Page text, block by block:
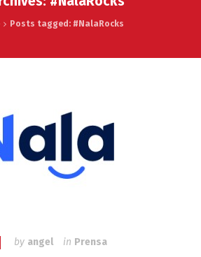
Posts tagged: #NalaRocks
by angel in Prensa